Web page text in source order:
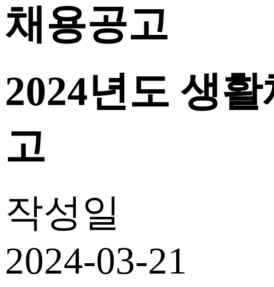
채용공고
2024년도 생
고
작성일
2024-03-21